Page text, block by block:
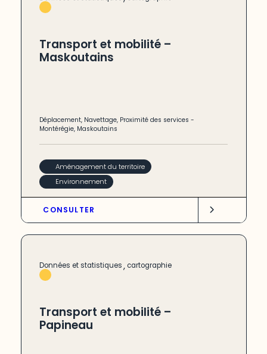
Transport et mobilité –
Maskoutains
Déplacement, Navettage, Proximité des services -
Montérégie, Maskoutains
Aménagement du territoire
Environnement
CONSULTER
Données et statistiques, cartographie
Transport et mobilité –
Papineau